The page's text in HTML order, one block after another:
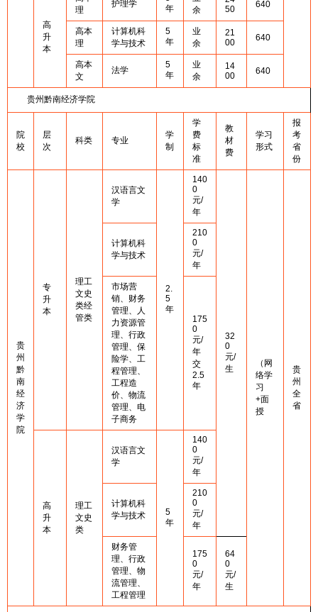
高
升
本
理
护理学
年
余
50
640
高本
理
计算机科
学与技术
5
年
业
余
21
00
640
高本
文
法学
5
年
业
余
14
00
640
贵州黔南经济学院
院
校
层
次
科类 专业
学
制
学
费
标
准
教
材
费
学习
形式
报
考
省
份
贵
州
黔
南
经
济
学
院
专
升
本
理工
文史
类经
管类
汉语言文
学
2.
5
年
140
0
元/
年
32
0
元/
生
（网
络学
习
+面
授
贵
州
全
省
计算机科
学与技术
210
0
元/
年
市场营
销、财务
管理、人
力资源管
理、行政
管理、保
险学、工
程管理、
工程造
价、物流
管理、电
子商务
175
0
元/
年
交
2.5
年
高
升
本
理工
文史
类
汉语言文
学
5
年
140
0
元/
年
计算机科
学与技术
210
0
元/
年
财务管
理、行政
管理、物
流管理、
工程管理
175
0
元/
年
64
0
元/
生